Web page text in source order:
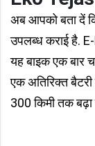
अब आपको बता दें
उपलब्ध कराई है.
यह बाइक एक बार
एक अतिरिक्त
300 किमी तक